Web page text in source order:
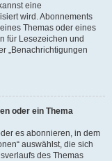
eine
wird. Abonnements
Themas oder eines
für Lesezeichen und
„Benachrichtigungen
oder ein Thema
es abonnieren, in dem
auswählst, die sich
des Themas